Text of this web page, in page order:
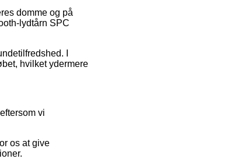
domme og på
lydtårn SPC
I
hvilket ydermere
vi
os at give